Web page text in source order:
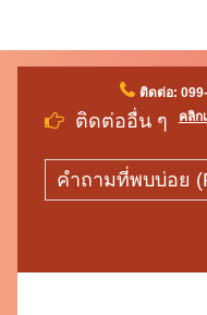
ติดต่อ:
ติดต่ออื่น ๆ คลิก
คำถามที่พบบ่อย